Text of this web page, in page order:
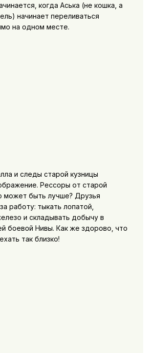
когда Аська (не кошка, а
начинает переливаться
на одном месте.
и следы старой кузницы
Рессоры от старой
может быть лучше? Друзья
работу: тыкать лопатой,
и складывать добычу в
боевой Нивы. Как же здорово, что
так близко!